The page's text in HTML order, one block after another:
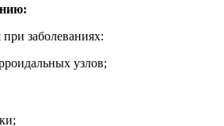
при заболеваниях:
узлов;